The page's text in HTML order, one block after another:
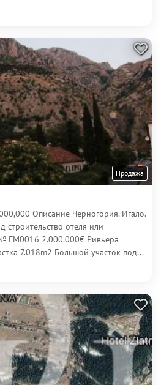
Продажа
Описание Черногория. Игало.
строительство отеля или
FM0016 2.000.000€ Ривьера
7.018m2 Большой участок под...